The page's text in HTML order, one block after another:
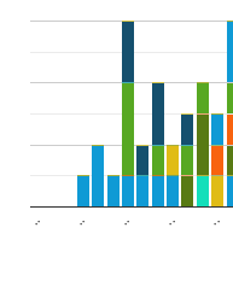
.. .. .. .. ..